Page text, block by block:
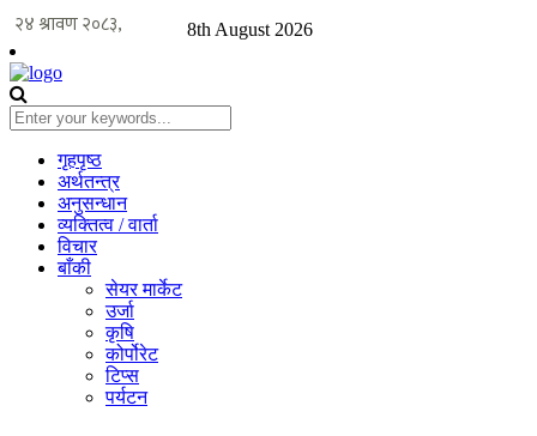
8th August 2026
गृहपृष्ठ
अर्थतन्त्र
अनुसन्धान
व्यक्तित्व / वार्ता
विचार
बाँकी
सेयर मार्केट
उर्जा
कृषि
कोर्पोरेट
टिप्स
पर्यटन